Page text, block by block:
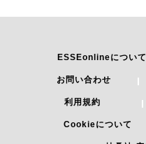
ESSEonlineについて
お問い合わせ
利用規約
Cookieについて